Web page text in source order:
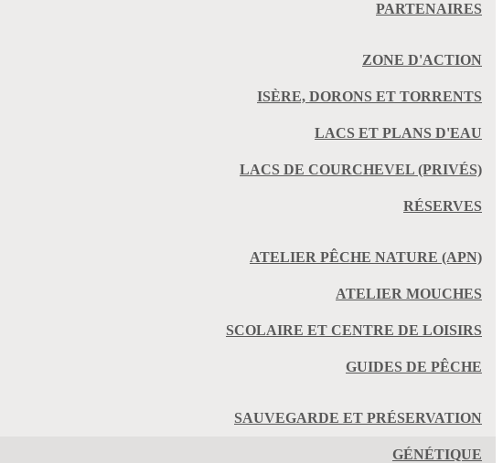
PARTENAIRES
ZONE D'ACTION
ISÈRE, DORONS ET TORRENTS
LACS ET PLANS D'EAU
LACS DE COURCHEVEL (PRIVÉS)
RÉSERVES
ATELIER PÊCHE NATURE (APN)
ATELIER MOUCHES
SCOLAIRE ET CENTRE DE LOISIRS
GUIDES DE PÊCHE
SAUVEGARDE ET PRÉSERVATION
GÉNÉTIQUE